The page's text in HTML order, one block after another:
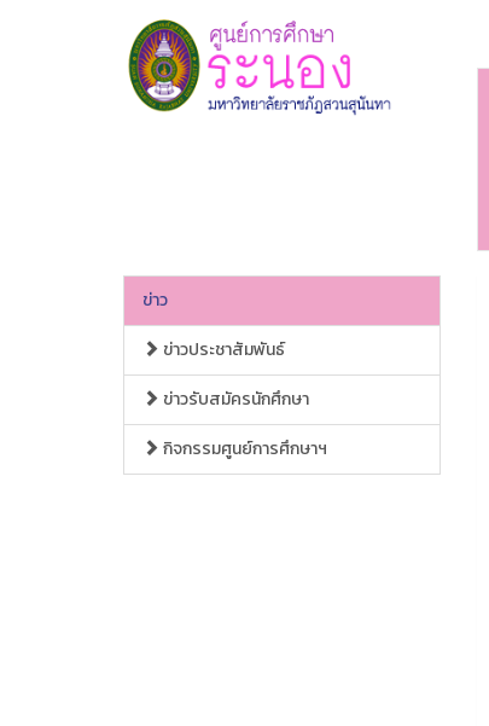
ข่าว
ข่าวประชาสัมพันธ์
ข่าวรับสมัครนักศึกษา
กิจกรรมศูนย์การศึกษาฯ